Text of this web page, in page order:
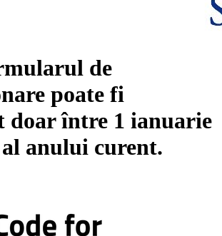
de
poate fi
doar între 1 ianuarie
al anului curent.